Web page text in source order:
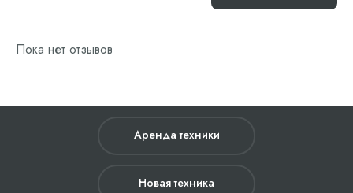
Пока нет отзывов
Аренда техники
Новая техника